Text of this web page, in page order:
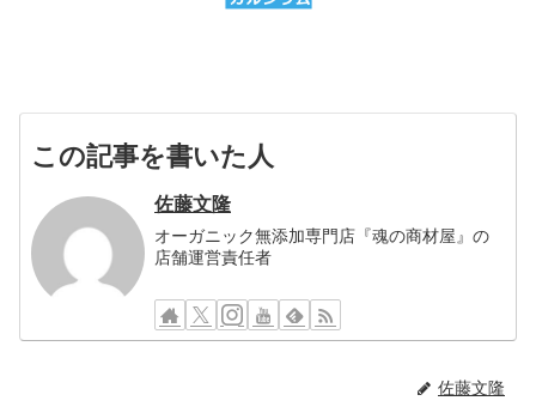
この記事を書いた人
佐藤文隆
オーガニック無添加専門店『魂の商材屋』の
店舗運営責任者
佐藤文隆